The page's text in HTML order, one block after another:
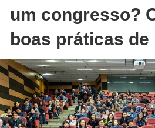
um congresso?
boas práticas